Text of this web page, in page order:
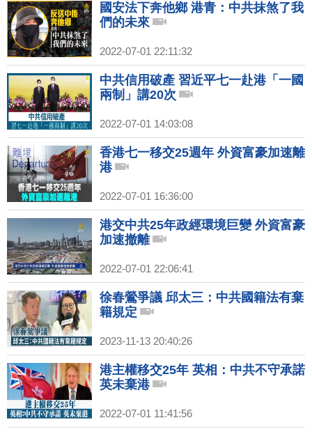
國安法下奔他鄉 港青：中共抹煞了我
們的未來
2022-07-01 22:11:32
中共信用破產 習近平七一赴港「一國
兩制」講20次
2022-07-01 14:03:08
香港七一移交25週年 外資富豪加速離
港
2022-07-01 16:36:00
港交中共25年政經環境巨變 外資富豪
加速撤離
2022-07-01 22:06:41
徐春鶯爭議 邱太三：中共國籍法有棄
籍規定
2023-11-13 20:40:26
港主權移交25年 英相：中共不守承諾
英未棄港
2022-07-01 11:41:56